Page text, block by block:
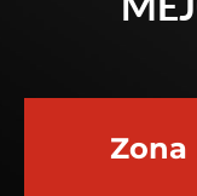
Zona